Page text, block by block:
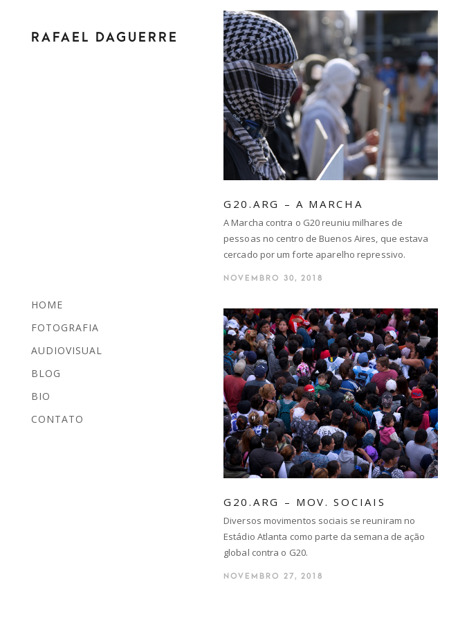
RAFAEL DAGUERRE
HOME
FOTOGRAFIA
AUDIOVISUAL
BLOG
BIO
CONTATO
G20.ARG – A MARCHA
A Marcha contra o G20 reuniu milhares de
pessoas no centro de Buenos Aires, que estava
cercado por um forte aparelho repressivo.
NOVEMBRO 30, 2018
G20.ARG – MOV. SOCIAIS
Diversos movimentos sociais se reuniram no
Estádio Atlanta como parte da semana de ação
global contra o G20.
NOVEMBRO 27, 2018